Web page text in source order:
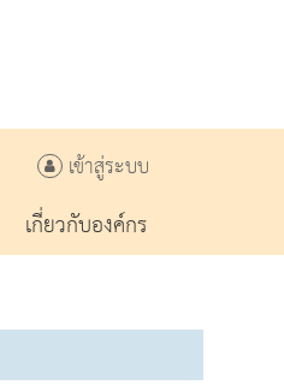
เข้าสู่ระบบ
เกี่ยวกับองค์กร